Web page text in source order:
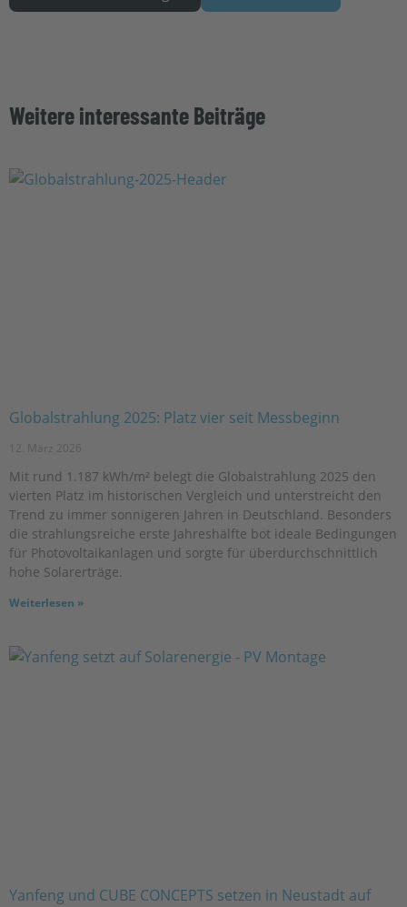
Weitere interessante Beiträge
Globalstrahlung 2025: Platz vier seit Messbeginn
12. März 2026
Mit rund 1.187 kWh/m² belegt die Globalstrahlung 2025 den
vierten Platz im historischen Vergleich und unterstreicht den
Trend zu immer sonnigeren Jahren in Deutschland. Besonders
die strahlungsreiche erste Jahreshälfte bot ideale Bedingungen
für Photovoltaikanlagen und sorgte für überdurchschnittlich
hohe Solarerträge.
Weiterlesen »
Yanfeng und CUBE CONCEPTS setzen in Neustadt auf